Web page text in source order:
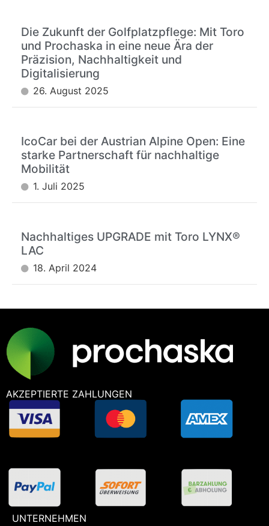
Die Zukunft der Golfplatzpflege: Mit Toro
und Prochaska in eine neue Ära der
Präzision, Nachhaltigkeit und
Digitalisierung
26. August 2025
IcoCar bei der Austrian Alpine Open: Eine
starke Partnerschaft für nachhaltige
Mobilität
1. Juli 2025
Nachhaltiges UPGRADE mit Toro LYNX®
LAC
18. April 2024
AKZEPTIERTE ZAHLUNGEN
UNTERNEHMEN